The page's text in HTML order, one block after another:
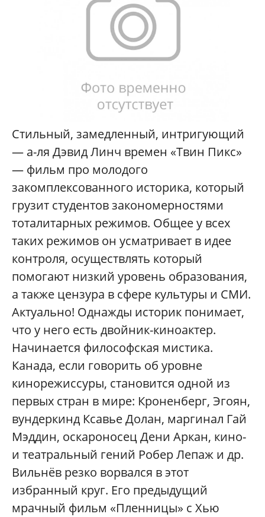
Стильный, замедленный, интригующий
— а-ля Дэвид Линч времен «Твин Пикс»
— фильм про молодого
закомплексованного историка, который
грузит студентов закономерностями
тоталитарных режимов. Общее у всех
таких режимов он усматривает в идее
контроля, осуществлять который
помогают низкий уровень образования,
а также цензура в сфере культуры и СМИ.
Актуально! Однажды историк понимает,
что у него есть двойник-киноактер.
Начинается философская мистика.
Канада, если говорить об уровне
кинорежиссуры, становится одной из
первых стран в мире: Кроненберг, Эгоян,
вундеркинд Ксавье Долан, маргинал Гай
Мэддин, оскароносец Дени Аркан, кино-
и театральный гений Робер Лепаж и др.
Вильнёв резко ворвался в этот
избранный круг. Его предыдущий
мрачный фильм «Пленницы» с Хью